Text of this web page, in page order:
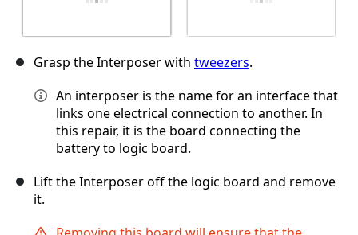
Grasp the Interposer with tweezers.
An interposer is the name for an interface that
links one electrical connection to another. In
this repair, it is the board connecting the
battery to logic board.
Lift the Interposer off the logic board and remove
it.